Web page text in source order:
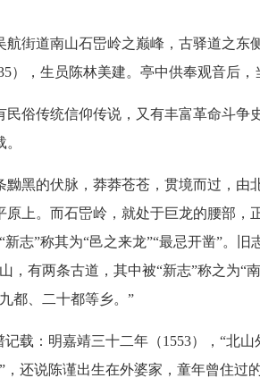
道南山石岊岭之巅峰，古驿道之东
），生员陈林美建。亭中供奉观音后，
传统信仰传说，又有丰富革命斗争史
的伏脉，莽莽苍苍，贯境而过，由
上。而石岊岭，就处于巨龙的腰部，
志”称其为“邑之来龙”“最忌开凿”。
，有两条古道，其中被“新志”称之为“
都、二十都等乡。”
：明嘉靖三十二年（1553），“北山
还说陈谨出生在外婆家，童年曾住过